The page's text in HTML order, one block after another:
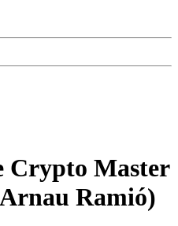
Crypto Master
Ramió)